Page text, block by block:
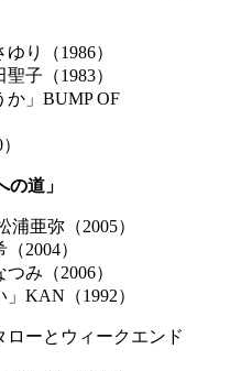
り（1986）
子（1983）
」BUMP OF
道」
亜弥（2005）
2004）
み（2006）
KAN（1992）
ーとウィークエンド